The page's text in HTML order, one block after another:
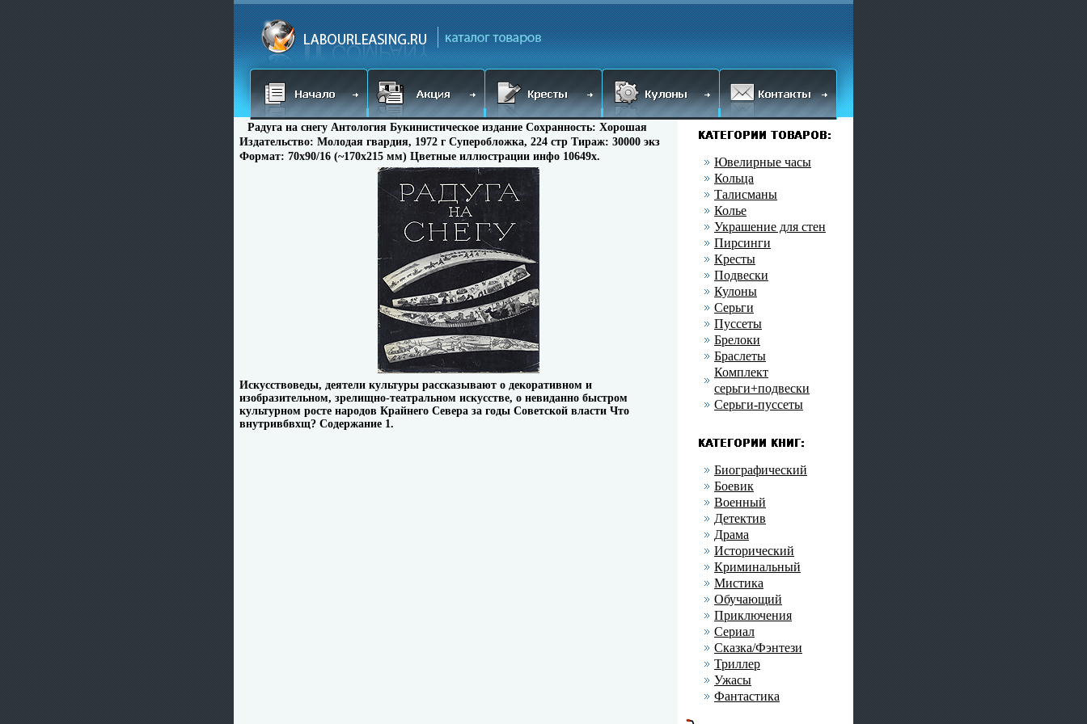
Радуга на снегу Антология Букинистическое издание Сохранность: Хорошая
Издательство: Молодая гвардия, 1972 г Суперобложка, 224 стр Тираж: 30000 экз
Формат: 70x90/16 (~170х215 мм) Цветные иллюстрации инфо 10649x.
Искусствоведы, деятели культуры рассказывают о декоративном и
изобразительном, зрелищно-театральном искусстве, о невиданно быстром
культурном росте народов Крайнего Севера за годы Советской власти Что
внутривбвхщ? Содержание 1.
Ювелирные часы
Кольца
Талисманы
Колье
Украшение для стен
Пирсинги
Кресты
Подвески
Кулоны
Серьги
Пуссеты
Брелоки
Браслеты
Комплект
серьги+подвески
Серьги-пуссеты
Биографический
Боевик
Военный
Детектив
Драма
Исторический
Криминальный
Мистика
Обучающий
Приключения
Сериал
Сказка/Фэнтези
Триллер
Ужасы
Фантастика